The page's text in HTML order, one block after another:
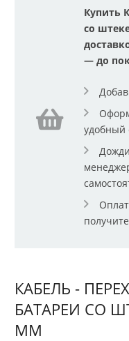
Купить
со
— до
удобный
КАБЕЛЬ -
БАТАРЕИ СО
ММ